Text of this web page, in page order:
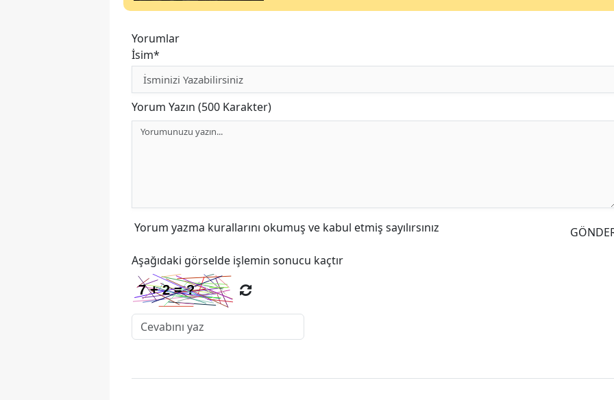
Yorumlar
İsim*
Yorum Yazın (500 Karakter)
Yorum yazma kurallarını okumuş ve kabul etmiş sayılırsınız
Aşağıdaki görselde işlemin sonucu kaçtır